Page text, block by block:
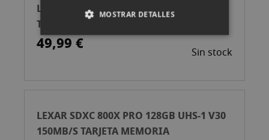
LEXAR SD SILVER PLUS 256GB UHS-1 V30
TARJETA MEMORIA
49,99 € Sin stock
LEXAR SDXC 800X PRO 128GB UHS-1 V30
150MB/S TARJETA MEMORIA
MOSTRAR DETALLES